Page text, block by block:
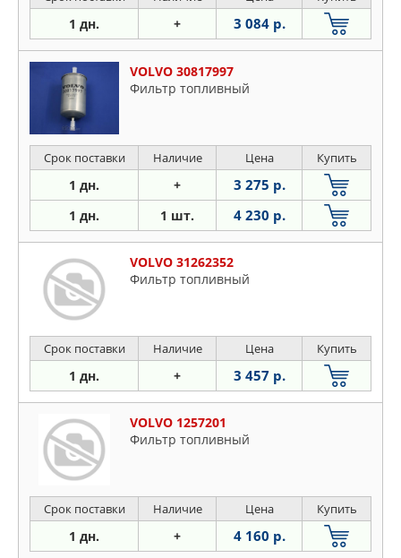
1 дн. + 3 084 р.
VOLVO 30817997
Фильтр топливный
Срок поставки Наличие Цена Купить
1 дн. + 3 275 р.
1 дн. 1 шт. 4 230 р.
VOLVO 31262352
Фильтр топливный
Срок поставки Наличие Цена Купить
1 дн. + 3 457 р.
VOLVO 1257201
Фильтр топливный
Срок поставки Наличие Цена Купить
1 дн. + 4 160 р.